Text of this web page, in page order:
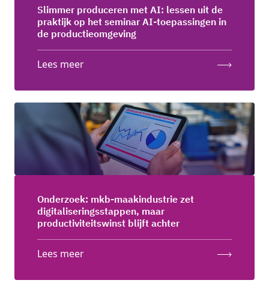
Slimmer produceren met AI: lessen uit de
praktijk op het seminar AI-toepassingen in
de productieomgeving
Lees meer
Onderzoek: mkb-maakindustrie zet
digitaliseringsstappen, maar
productiviteitswinst blijft achter
Lees meer